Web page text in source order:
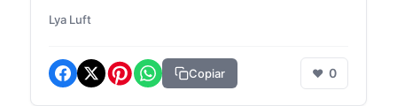
Lya Luft
Copiar ❤ 0